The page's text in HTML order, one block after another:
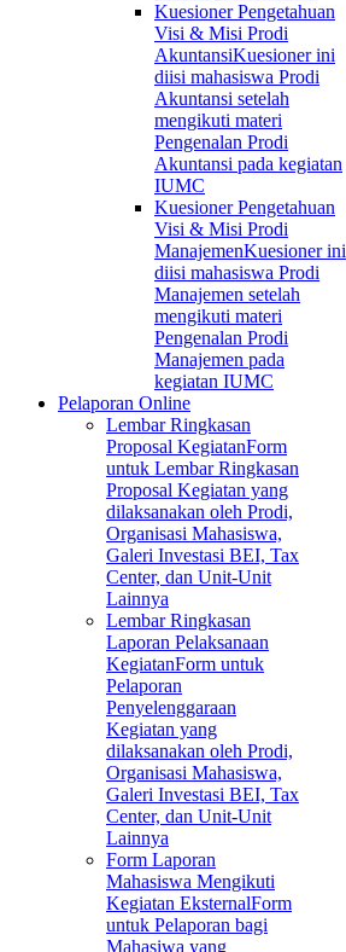
Kuesioner Pengetahuan
Visi & Misi Prodi
AkuntansiKuesioner ini
diisi mahasiswa Prodi
Akuntansi setelah
mengikuti materi
Pengenalan Prodi
Akuntansi pada kegiatan
IUMC
Kuesioner Pengetahuan
Visi & Misi Prodi
ManajemenKuesioner ini
diisi mahasiswa Prodi
Manajemen setelah
mengikuti materi
Pengenalan Prodi
Manajemen pada
kegiatan IUMC
Pelaporan Online
Lembar Ringkasan
Proposal KegiatanForm
untuk Lembar Ringkasan
Proposal Kegiatan yang
dilaksanakan oleh Prodi,
Organisasi Mahasiswa,
Galeri Investasi BEI, Tax
Center, dan Unit-Unit
Lainnya
Lembar Ringkasan
Laporan Pelaksanaan
KegiatanForm untuk
Pelaporan
Penyelenggaraan
Kegiatan yang
dilaksanakan oleh Prodi,
Organisasi Mahasiswa,
Galeri Investasi BEI, Tax
Center, dan Unit-Unit
Lainnya
Form Laporan
Mahasiswa Mengikuti
Kegiatan EksternalForm
untuk Pelaporan bagi
Mahasiwa yang